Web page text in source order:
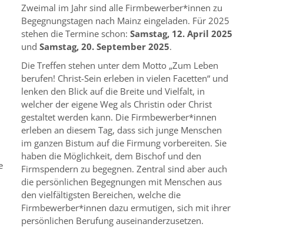
Zweimal im Jahr sind alle Firmbewerber*innen zu
Begegnungstagen nach Mainz eingeladen. Für 2025
stehen die Termine schon: Samstag, 12. April 2025
und Samstag, 20. September 2025.
Die Treffen stehen unter dem Motto „Zum Leben
berufen! Christ-Sein erleben in vielen Facetten“ und
lenken den Blick auf die Breite und Vielfalt, in
welcher der eigene Weg als Christin oder Christ
gestaltet werden kann. Die Firmbewerber*innen
erleben an diesem Tag, dass sich junge Menschen
im ganzen Bistum auf die Firmung vorbereiten. Sie
haben die Möglichkeit, dem Bischof und den
Firmspendern zu begegnen. Zentral sind aber auch
die persönlichen Begegnungen mit Menschen aus
den vielfältigsten Bereichen, welche die
Firmbewerber*innen dazu ermutigen, sich mit ihrer
persönlichen Berufung auseinanderzusetzen.